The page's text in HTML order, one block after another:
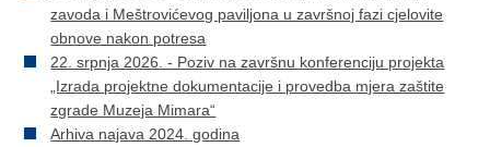
zavoda i Meštrovićevog paviljona u završnoj fazi cjelovite
obnove nakon potresa
​22. srpnja 2026. - Poziv na završnu konferenciju projekta
„Izrada projektne dokumentacije i provedba mjera zaštite
zgrade Muzeja Mimara“
Arhiva najava 2024. godina